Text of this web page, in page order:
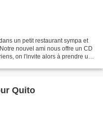
un petit restaurant sympa et
nouvel ami nous offre un CD
on l'invite alors à prendre une
Quito